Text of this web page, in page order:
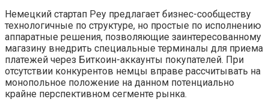
Немецкий стартап Pey предлагает бизнес-сообществу
технологичные по структуре, но простые по исполнению
аппаратные решения, позволяющие заинтересованному
магазину внедрить специальные терминалы для приема
платежей через Биткоин-аккаунты покупателей. При
отсутствии конкурентов немцы вправе рассчитывать на
монопольное положение на данном потенциально
крайне перспективном сегменте рынка.